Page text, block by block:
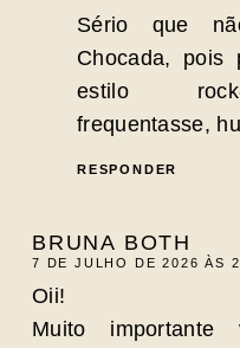
Sério que
Chocada, pois
estilo rock-
frequentasse,
RESPONDER
BRUNA BOTH
7 DE JULHO DE 2026 ÀS
Oii!
Muito